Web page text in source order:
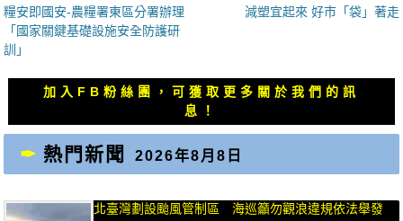
章
導
覽
上
一
篇
糧安即國安-農糧署東區分署辦理
「國家關鍵基礎設施安全防護研
訓」
章：
減塑宜起來 好市「袋」著走
加入FB粉絲團，可獲取更多關於我們的訊
息！
熱門新聞 2026年8月8日
北臺灣劃設颱風管制區 海巡籲勿觀浪違規依法舉發